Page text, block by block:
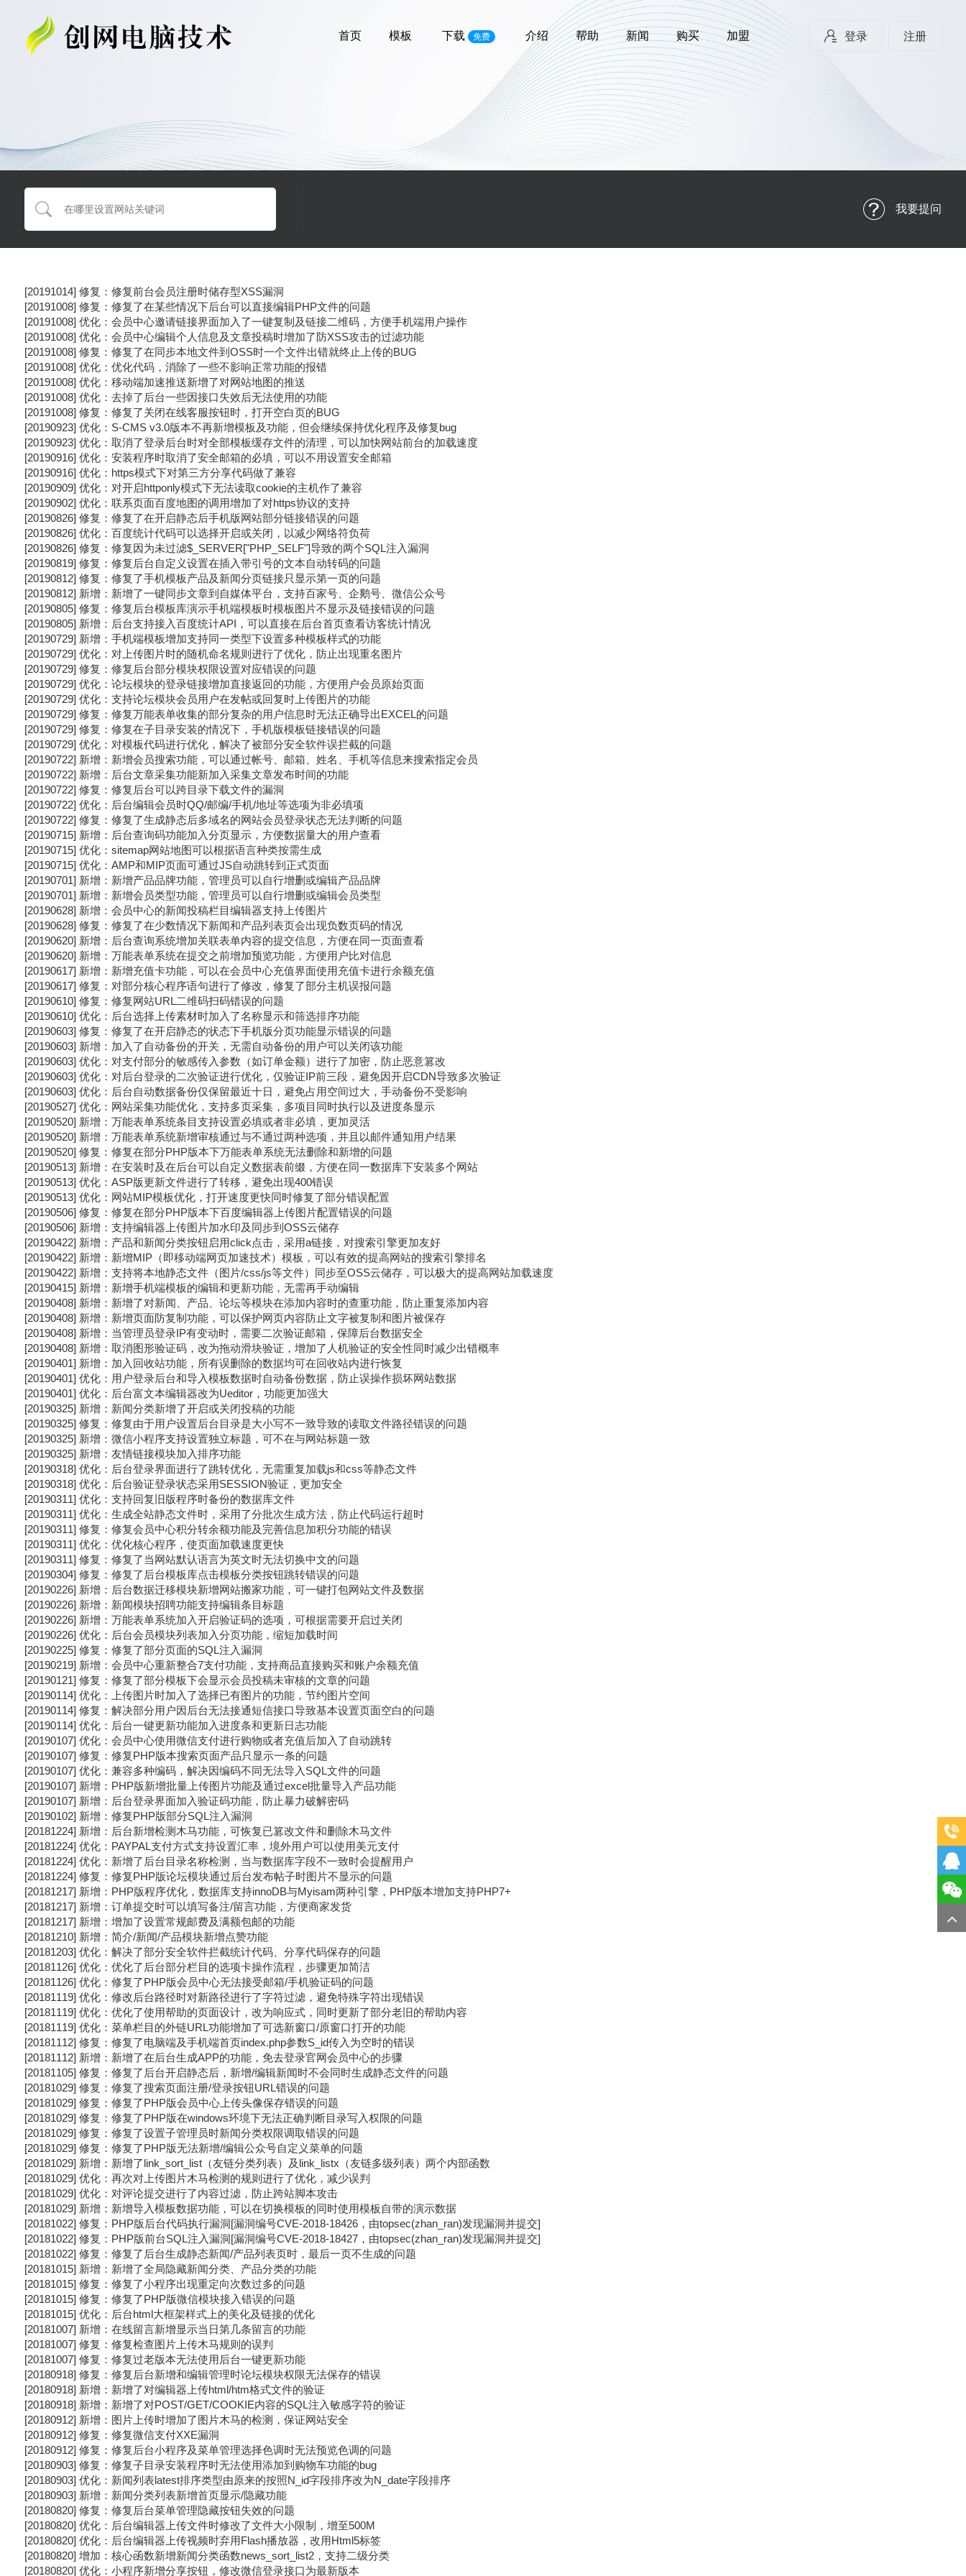
首页 模板 下载 免费 介绍 帮助 新闻 购买 加盟 登录 注册
我要提问
[20191014] 修复：修复前台会员注册时储存型XSS漏洞
[20191008] 修复：修复了在某些情况下后台可以直接编辑PHP文件的问题
[20191008] 优化：会员中心邀请链接界面加入了一键复制及链接二维码，方便手机端用户操作
[20191008] 优化：会员中心编辑个人信息及文章投稿时增加了防XSS攻击的过滤功能
[20191008] 修复：修复了在同步本地文件到OSS时一个文件出错就终止上传的BUG
[20191008] 优化：优化代码，消除了一些不影响正常功能的报错
[20191008] 优化：移动端加速推送新增了对网站地图的推送
[20191008] 优化：去掉了后台一些因接口失效后无法使用的功能
[20191008] 修复：修复了关闭在线客服按钮时，打开空白页的BUG
[20190923] 优化：S-CMS v3.0版本不再新增模板及功能，但会继续保持优化程序及修复bug
[20190923] 优化：取消了登录后台时对全部模板缓存文件的清理，可以加快网站前台的加载速度
[20190916] 优化：安装程序时取消了安全邮箱的必填，可以不用设置安全邮箱
[20190916] 优化：https模式下对第三方分享代码做了兼容
[20190909] 优化：对开启httponly模式下无法读取cookie的主机作了兼容
[20190902] 优化：联系页面百度地图的调用增加了对https协议的支持
[20190826] 修复：修复了在开启静态后手机版网站部分链接错误的问题
[20190826] 优化：百度统计代码可以选择开启或关闭，以减少网络符负荷
[20190826] 修复：修复因为未过滤$_SERVER["PHP_SELF"]导致的两个SQL注入漏洞
[20190819] 修复：修复后台自定义设置在插入带引号的文本自动转码的问题
[20190812] 修复：修复了手机模板产品及新闻分页链接只显示第一页的问题
[20190812] 新增：新增了一键同步文章到自媒体平台，支持百家号、企鹅号、微信公众号
[20190805] 修复：修复后台模板库演示手机端模板时模板图片不显示及链接错误的问题
[20190805] 新增：后台支持接入百度统计API，可以直接在后台首页查看访客统计情况
[20190729] 新增：手机端模板增加支持同一类型下设置多种模板样式的功能
[20190729] 优化：对上传图片时的随机命名规则进行了优化，防止出现重名图片
[20190729] 修复：修复后台部分模块权限设置对应错误的问题
[20190729] 优化：论坛模块的登录链接增加直接返回的功能，方便用户会员原始页面
[20190729] 优化：支持论坛模块会员用户在发帖或回复时上传图片的功能
[20190729] 修复：修复万能表单收集的部分复杂的用户信息时无法正确导出EXCEL的问题
[20190729] 修复：修复在子目录安装的情况下，手机版模板链接错误的问题
[20190729] 优化：对模板代码进行优化，解决了被部分安全软件误拦截的问题
[20190722] 新增：新增会员搜索功能，可以通过帐号、邮箱、姓名、手机等信息来搜索指定会员
[20190722] 新增：后台文章采集功能新加入采集文章发布时间的功能
[20190722] 修复：修复后台可以跨目录下载文件的漏洞
[20190722] 优化：后台编辑会员时QQ/邮编/手机/地址等选项为非必填项
[20190722] 修复：修复了生成静态后多域名的网站会员登录状态无法判断的问题
[20190715] 新增：后台查询码功能加入分页显示，方便数据量大的用户查看
[20190715] 优化：sitemap网站地图可以根据语言种类按需生成
[20190715] 优化：AMP和MIP页面可通过JS自动跳转到正式页面
[20190701] 新增：新增产品品牌功能，管理员可以自行增删或编辑产品品牌
[20190701] 新增：新增会员类型功能，管理员可以自行增删或编辑会员类型
[20190628] 新增：会员中心的新闻投稿栏目编辑器支持上传图片
[20190628] 修复：修复了在少数情况下新闻和产品列表页会出现负数页码的情况
[20190620] 新增：后台查询系统增加关联表单内容的提交信息，方便在同一页面查看
[20190620] 新增：万能表单系统在提交之前增加预览功能，方便用户比对信息
[20190617] 新增：新增充值卡功能，可以在会员中心充值界面使用充值卡进行余额充值
[20190617] 修复：对部分核心程序语句进行了修改，修复了部分主机误报问题
[20190610] 修复：修复网站URL二维码扫码错误的问题
[20190610] 优化：后台选择上传素材时加入了名称显示和筛选排序功能
[20190603] 修复：修复了在开启静态的状态下手机版分页功能显示错误的问题
[20190603] 新增：加入了自动备份的开关，无需自动备份的用户可以关闭该功能
[20190603] 优化：对支付部分的敏感传入参数（如订单金额）进行了加密，防止恶意篡改
[20190603] 优化：对后台登录的二次验证进行优化，仅验证IP前三段，避免因开启CDN导致多次验证
[20190603] 优化：后台自动数据备份仅保留最近十日，避免占用空间过大，手动备份不受影响
[20190527] 优化：网站采集功能优化，支持多页采集，多项目同时执行以及进度条显示
[20190520] 新增：万能表单系统条目支持设置必填或者非必填，更加灵活
[20190520] 新增：万能表单系统新增审核通过与不通过两种选项，并且以邮件通知用户结果
[20190520] 修复：修复在部分PHP版本下万能表单系统无法删除和新增的问题
[20190513] 新增：在安装时及在后台可以自定义数据表前缀，方便在同一数据库下安装多个网站
[20190513] 优化：ASP版更新文件进行了转移，避免出现400错误
[20190513] 优化：网站MIP模板优化，打开速度更快同时修复了部分错误配置
[20190506] 修复：修复在部分PHP版本下百度编辑器上传图片配置错误的问题
[20190506] 新增：支持编辑器上传图片加水印及同步到OSS云储存
[20190422] 新增：产品和新闻分类按钮启用click点击，采用a链接，对搜索引擎更加友好
[20190422] 新增：新增MIP（即移动端网页加速技术）模板，可以有效的提高网站的搜索引擎排名
[20190422] 新增：支持将本地静态文件（图片/css/js等文件）同步至OSS云储存，可以极大的提高网站加载速度
[20190415] 新增：新增手机端模板的编辑和更新功能，无需再手动编辑
[20190408] 新增：新增了对新闻、产品、论坛等模块在添加内容时的查重功能，防止重复添加内容
[20190408] 新增：新增页面防复制功能，可以保护网页内容防止文字被复制和图片被保存
[20190408] 新增：当管理员登录IP有变动时，需要二次验证邮箱，保障后台数据安全
[20190408] 新增：取消图形验证码，改为拖动滑块验证，增加了人机验证的安全性同时减少出错概率
[20190401] 新增：加入回收站功能，所有误删除的数据均可在回收站内进行恢复
[20190401] 优化：用户登录后台和导入模板数据时自动备份数据，防止误操作损坏网站数据
[20190401] 优化：后台富文本编辑器改为Ueditor，功能更加强大
[20190325] 新增：新闻分类新增了开启或关闭投稿的功能
[20190325] 修复：修复由于用户设置后台目录是大小写不一致导致的读取文件路径错误的问题
[20190325] 新增：微信小程序支持设置独立标题，可不在与网站标题一致
[20190325] 新增：友情链接模块加入排序功能
[20190318] 优化：后台登录界面进行了跳转优化，无需重复加载js和css等静态文件
[20190318] 优化：后台验证登录状态采用SESSION验证，更加安全
[20190311] 优化：支持回复旧版程序时备份的数据库文件
[20190311] 优化：生成全站静态文件时，采用了分批次生成方法，防止代码运行超时
[20190311] 修复：修复会员中心积分转余额功能及完善信息加积分功能的错误
[20190311] 优化：优化核心程序，使页面加载速度更快
[20190311] 修复：修复了当网站默认语言为英文时无法切换中文的问题
[20190304] 修复：修复了后台模板库点击模板分类按钮跳转错误的问题
[20190226] 新增：后台数据迁移模块新增网站搬家功能，可一键打包网站文件及数据
[20190226] 新增：新闻模块招聘功能支持编辑条目标题
[20190226] 新增：万能表单系统加入开启验证码的选项，可根据需要开启过关闭
[20190226] 优化：后台会员模块列表加入分页功能，缩短加载时间
[20190225] 修复：修复了部分页面的SQL注入漏洞
[20190219] 新增：会员中心重新整合7支付功能，支持商品直接购买和账户余额充值
[20190121] 修复：修复了部分模板下会显示会员投稿未审核的文章的问题
[20190114] 优化：上传图片时加入了选择已有图片的功能，节约图片空间
[20190114] 修复：解决部分用户因后台无法接通短信接口导致基本设置页面空白的问题
[20190114] 优化：后台一键更新功能加入进度条和更新日志功能
[20190107] 优化：会员中心使用微信支付进行购物或者充值后加入了自动跳转
[20190107] 修复：修复PHP版本搜索页面产品只显示一条的问题
[20190107] 优化：兼容多种编码，解决因编码不同无法导入SQL文件的问题
[20190107] 新增：PHP版新增批量上传图片功能及通过excel批量导入产品功能
[20190107] 新增：后台登录界面加入验证码功能，防止暴力破解密码
[20190102] 新增：修复PHP版部分SQL注入漏洞
[20181224] 新增：后台新增检测木马功能，可恢复已篡改文件和删除木马文件
[20181224] 优化：PAYPAL支付方式支持设置汇率，境外用户可以使用美元支付
[20181224] 优化：新增了后台目录名称检测，当与数据库字段不一致时会提醒用户
[20181224] 修复：修复PHP版论坛模块通过后台发布帖子时图片不显示的问题
[20181217] 新增：PHP版程序优化，数据库支持innoDB与Myisam两种引擎，PHP版本增加支持PHP7+
[20181217] 新增：订单提交时可以填写备注/留言功能，方便商家发货
[20181217] 新增：增加了设置常规邮费及满额包邮的功能
[20181210] 新增：简介/新闻/产品模块新增点赞功能
[20181203] 优化：解决了部分安全软件拦截统计代码、分享代码保存的问题
[20181126] 优化：优化了后台部分栏目的选项卡操作流程，步骤更加简洁
[20181126] 优化：修复了PHP版会员中心无法接受邮箱/手机验证码的问题
[20181119] 优化：修改后台路径时对新路径进行了字符过滤，避免特殊字符出现错误
[20181119] 优化：优化了使用帮助的页面设计，改为响应式，同时更新了部分老旧的帮助内容
[20181119] 优化：菜单栏目的外链URL功能增加了可选新窗口/原窗口打开的功能
[20181112] 修复：修复了电脑端及手机端首页index.php参数S_id传入为空时的错误
[20181112] 新增：新增了在后台生成APP的功能，免去登录官网会员中心的步骤
[20181105] 修复：修复了后台开启静态后，新增/编辑新闻时不会同时生成静态文件的问题
[20181029] 修复：修复了搜索页面注册/登录按钮URL错误的问题
[20181029] 修复：修复了PHP版会员中心上传头像保存错误的问题
[20181029] 修复：修复了PHP版在windows环境下无法正确判断目录写入权限的问题
[20181029] 修复：修复了设置子管理员时新闻分类权限调取错误的问题
[20181029] 修复：修复了PHP版无法新增/编辑公众号自定义菜单的问题
[20181029] 新增：新增了link_sort_list（友链分类列表）及link_listx（友链多级列表）两个内部函数
[20181029] 优化：再次对上传图片木马检测的规则进行了优化，减少误判
[20181029] 优化：对评论提交进行了内容过滤，防止跨站脚本攻击
[20181029] 新增：新增导入模板数据功能，可以在切换模板的同时使用模板自带的演示数据
[20181022] 修复：PHP版后台代码执行漏洞[漏洞编号CVE-2018-18426，由topsec(zhan_ran)发现漏洞并提交]
[20181022] 修复：PHP版前台SQL注入漏洞[漏洞编号CVE-2018-18427，由topsec(zhan_ran)发现漏洞并提交]
[20181022] 修复：修复了后台生成静态新闻/产品列表页时，最后一页不生成的问题
[20181015] 新增：新增了全局隐藏新闻分类、产品分类的功能
[20181015] 修复：修复了小程序出现重定向次数过多的问题
[20181015] 修复：修复了PHP版微信模块接入错误的问题
[20181015] 优化：后台html大框架样式上的美化及链接的优化
[20181007] 新增：在线留言新增显示当日第几条留言的功能
[20181007] 修复：修复检查图片上传木马规则的误判
[20181007] 修复：修复过老版本无法使用后台一键更新功能
[20180918] 修复：修复后台新增和编辑管理时论坛模块权限无法保存的错误
[20180918] 新增：新增了对编辑器上传html/htm格式文件的验证
[20180918] 新增：新增了对POST/GET/COOKIE内容的SQL注入敏感字符的验证
[20180912] 新增：图片上传时增加了图片木马的检测，保证网站安全
[20180912] 修复：修复微信支付XXE漏洞
[20180912] 修复：修复后台小程序及菜单管理选择色调时无法预览色调的问题
[20180903] 修复：修复子目录安装程序时无法使用添加到购物车功能的bug
[20180903] 优化：新闻列表latest排序类型由原来的按照N_id字段排序改为N_date字段排序
[20180903] 新增：新闻分类列表新增首页显示/隐藏功能
[20180820] 修复：修复后台菜单管理隐藏按钮失效的问题
[20180820] 优化：后台编辑器上传文件时修改了文件大小限制，增至500M
[20180820] 优化：后台编辑器上传视频时弃用Flash播放器，改用Html5标签
[20180820] 增加：核心函数新增新闻分类函数news_sort_list2，支持二级分类
[20180820] 优化：小程序新增分享按钮，修改微信登录接口为最新版本